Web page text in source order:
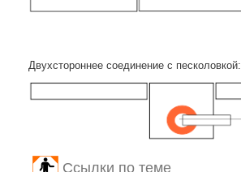
Двухстороннее соединение с песколовкой:
Ссылки по теме